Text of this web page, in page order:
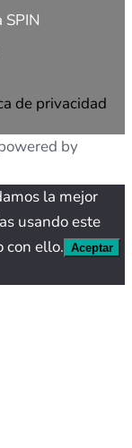
SPIN
de privacidad
by
la mejor
usando este
con ello.
Aceptar